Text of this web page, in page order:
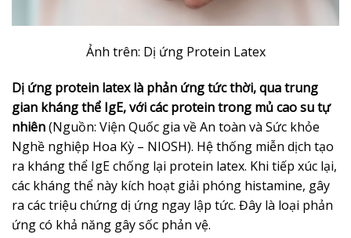
Ảnh trên: Dị ứng Protein Latex
Dị ứng protein latex là phản ứng tức thời, qua trung
gian kháng thể IgE, với các protein trong mủ cao su tự
nhiên(Nguồn: Viện Quốc gia về An toàn và Sức khỏe
Nghề nghiệp Hoa Kỳ – NIOSH). Hệ thống miễn dịch tạo
ra kháng thể IgE chống lại protein latex. Khi tiếp xúc lại,
các kháng thể này kích hoạt giải phóng histamine, gây
ra các triệu chứng dị ứng ngay lập tức. Đây là loại phản
ứng có khả năng gây sốc phản vệ.